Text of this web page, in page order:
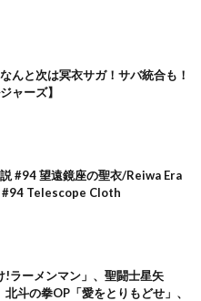
んと次は冥衣サガ！サバ統合も！
ャーズ】
#94 望遠鏡座の聖衣/Reiwa Era
Telescope Cloth
!ラーメンマン」、聖闘士星矢
斗の拳OP「愛をとりもどせ」、